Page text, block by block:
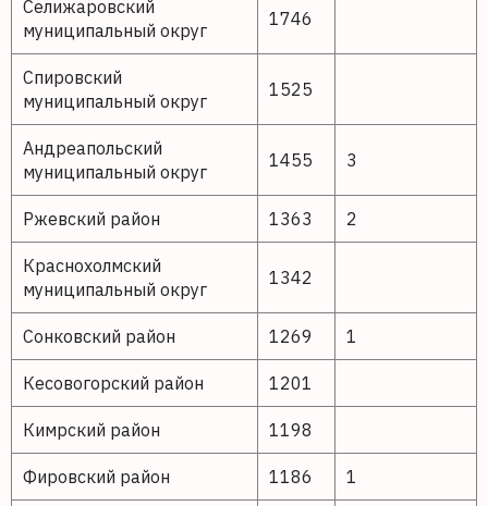
Селижаровский
муниципальный округ
1746
Спировский
муниципальный округ
1525
Андреапольский
муниципальный округ
1455 3
Ржевский район 1363 2
Краснохолмский
муниципальный округ
1342
Сонковский район 1269 1
Кесовогорский район 1201
Кимрский район 1198
Фировский район 1186 1